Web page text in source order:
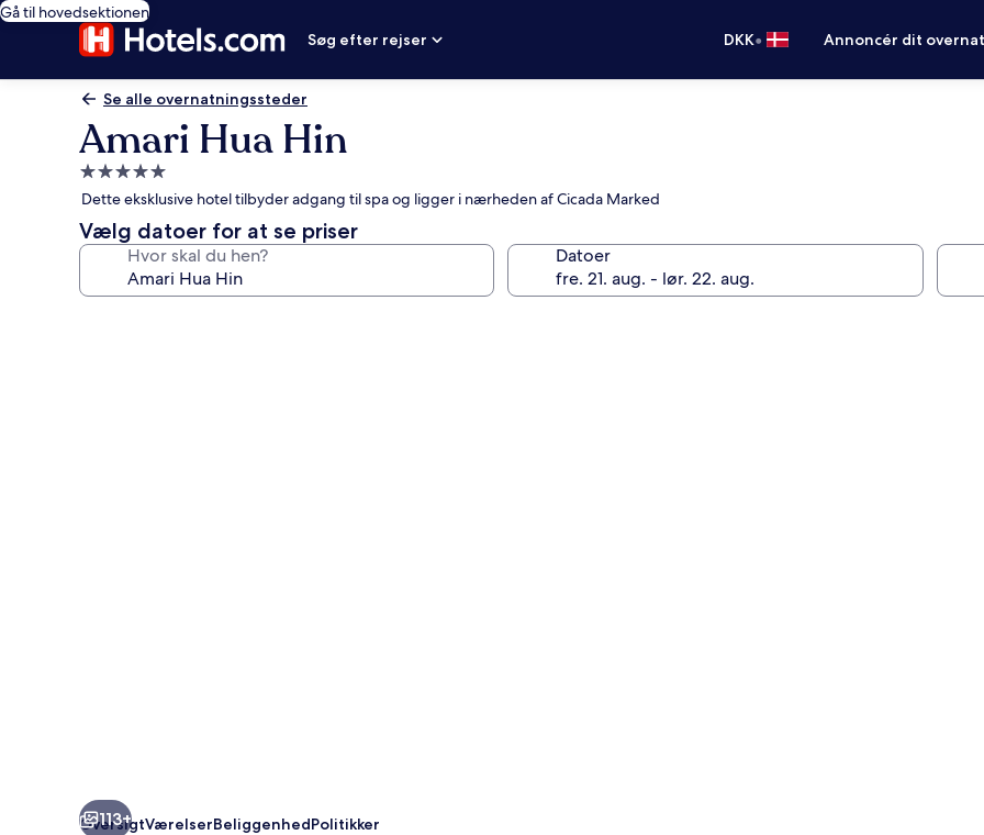
Gå til hovedsektionen
Søg efter rejser
DKK• Annoncér dit
Se alle overnatningssteder
Amari Hua Hin
5.0-
stjernet
overnatningssted
Dette eksklusive hotel tilbyder adgang til spa og ligger i nærheden af Cicada Marked
Vælg datoer for at se priser
Hvor skal du hen? Datoer
113+
OversigtVærelserBeliggenhedPolitikker